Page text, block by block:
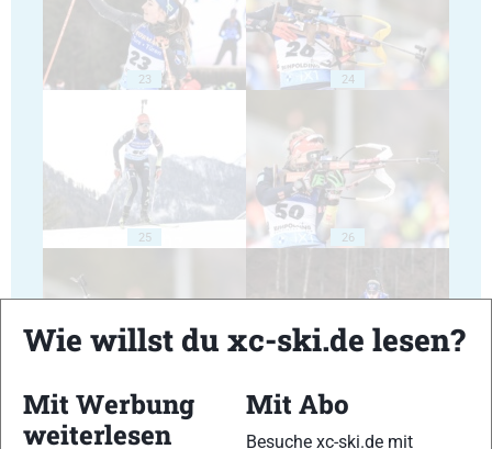
23 24
25 26
Wie willst du xc-ski.de lesen?
Mit Werbung
weiterlesen
Mit Abo
Besuche xc-ski.de mit